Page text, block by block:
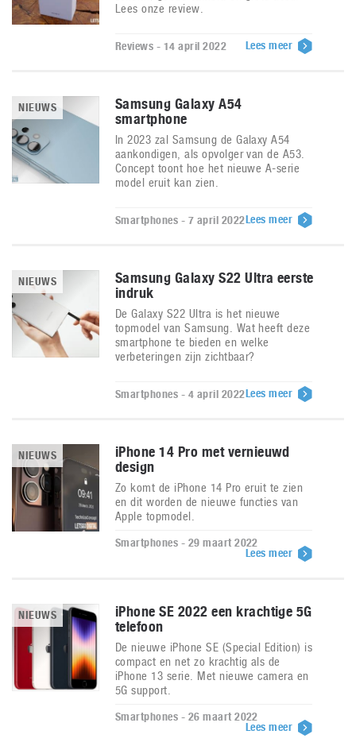
Lees onze review.
Reviews - 14 april 2022 Lees meer
NIEUWS
Samsung Galaxy A54
smartphone
In 2023 zal Samsung de Galaxy A54
aankondigen, als opvolger van de A53.
Concept toont hoe het nieuwe A-serie
model eruit kan zien.
Smartphones - 7 april 2022Lees meer
NIEUWS
Samsung Galaxy S22 Ultra eerste
indruk
De Galaxy S22 Ultra is het nieuwe
topmodel van Samsung. Wat heeft deze
smartphone te bieden en welke
verbeteringen zijn zichtbaar?
Smartphones - 4 april 2022Lees meer
NIEUWS
iPhone 14 Pro met vernieuwd
design
Zo komt de iPhone 14 Pro eruit te zien
en dit worden de nieuwe functies van
Apple topmodel.
Smartphones - 29 maart 2022
Lees meer
NIEUWS
iPhone SE 2022 een krachtige 5G
telefoon
De nieuwe iPhone SE (Special Edition) is
compact en net zo krachtig als de
iPhone 13 serie. Met nieuwe camera en
5G support.
Smartphones - 26 maart 2022
Lees meer